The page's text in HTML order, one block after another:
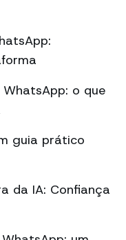
o que
guia prático
da IA: Confiança